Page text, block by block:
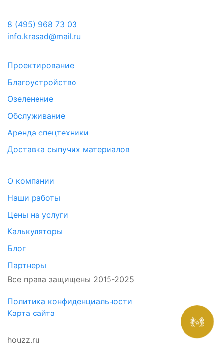
8 (495) 968 73 03
info.krasad@mail.ru
Проектирование
Благоустройство
Озеленение
Обслуживание
Аренда спецтехники
Доставка сыпучих материалов
О компании
Наши работы
Цены на услуги
Калькуляторы
Блог
Партнеры
Все права защищены 2015-2025
Политика конфиденциальности
Карта сайта
houzz.ru